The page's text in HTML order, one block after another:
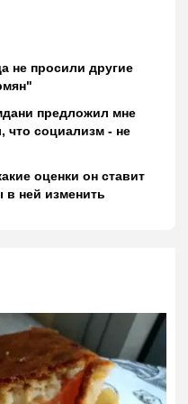
не просили другие
предложил мне
что социализм - не
оценки он ставит
в ней изменить